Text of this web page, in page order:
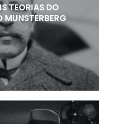
TEORIAS DO
MUNSTERBERG